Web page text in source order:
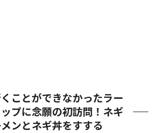
ことができなかったラー
プに念願の初訪問！ネギ
ンとネギ丼をすする